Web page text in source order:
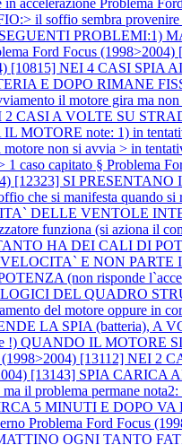
il soffio sembra
PROBLEMI:1)
Ford Focus
[10815] NEI 4 CASI SPIA
E DOPO RIMANE
il motore gira ma non
2 CASI A VOLTE SU
MOTORE note: 1) in
non si avvia > in
caso capitato § Problema
[12323] SI
che si manifesta quando
DELLE VENTOLE
funziona (si aziona il
HA DEI CALI DI
E NON PARTE
(non risponde
DEL QUADRO
del motore oppure in
LA SPIA (batteria), A
!) QUANDO IL MOTORE
(1998>2004) [13112] NEI
[13143] SPIA CARICA
problema permane nota2:
5 MINUTI E DOPO
Problema Ford Focus
OGNI TANTO